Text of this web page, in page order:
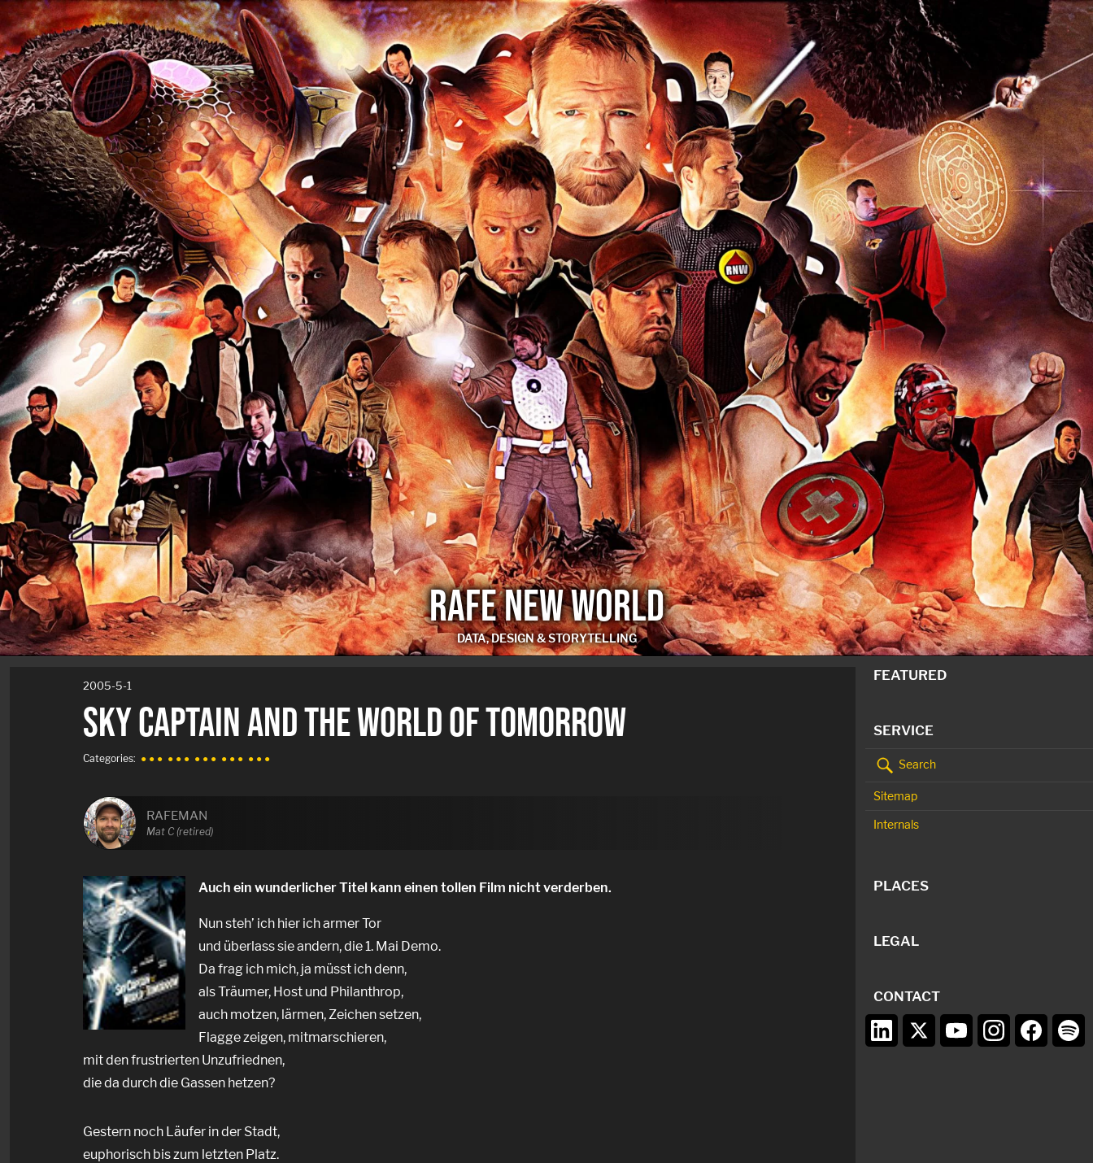
RAFE NEW WORLD
DATA, DESIGN & STORYTELLING
RAFE NEW WORLD
2005-5-1
SKY CAPTAIN AND THE WORLD OF TOMORROW
Categories: ● ● ● ● ● ● ● ● ● ● ● ● ● ● ●
RAFEMAN
Mat C (retired)
Auch ein wunderlicher Titel kann einen tollen Film nicht verderben.
Nun steh’ ich hier ich armer Tor
und überlass sie andern, die 1. Mai Demo.
Da frag ich mich, ja müsst ich denn,
als Träumer, Host und Philanthrop,
auch motzen, lärmen, Zeichen setzen,
Flagge zeigen, mitmarschieren,
mit den frustrierten Unzufriednen,
die da durch die Gassen hetzen?
Gestern noch Läufer in der Stadt,
euphorisch bis zum letzten Platz.
FEATURED
SERVICE
Search
Sitemap
Internals
PLACES
LEGAL
CONTACT